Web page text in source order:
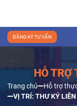
ĐĂNG KÝ TƯ VẤN
HỖ TRỢ
Trang chủ
Hỗ trợ
VỊ TRÍ: THƯ KÝ